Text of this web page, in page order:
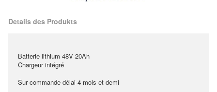
Details des Produkts
Batterie lithium 48V 20Ah
Chargeur intégré
Sur commande délai 4 mois et demi